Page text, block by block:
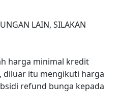
LAIN, SILAKAN
harga minimal kredit
diluar itu mengikuti harga
refund bunga kepada